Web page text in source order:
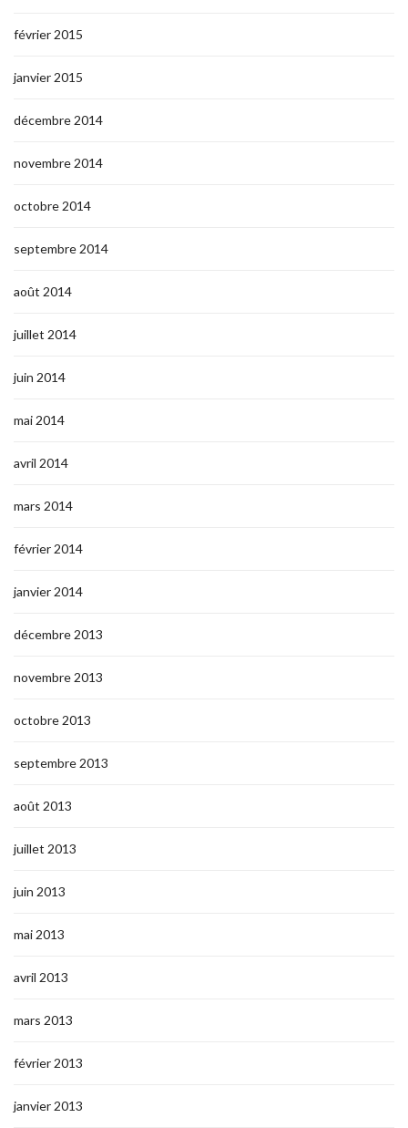
février 2015
janvier 2015
décembre 2014
novembre 2014
octobre 2014
septembre 2014
août 2014
juillet 2014
juin 2014
mai 2014
avril 2014
mars 2014
février 2014
janvier 2014
décembre 2013
novembre 2013
octobre 2013
septembre 2013
août 2013
juillet 2013
juin 2013
mai 2013
avril 2013
mars 2013
février 2013
janvier 2013